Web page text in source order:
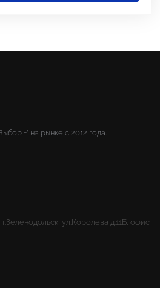
+" на рынке с 2012 года.
ул.Королева д.11Б, офис